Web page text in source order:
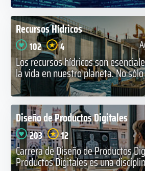
Recursos Hídricos
102 4
Los recursos hídricos son
la vida en nuestro planeta. No
Diseño de Productos Digitales
203 12
Carrera de Diseño de Productos
Productos Digitales es una